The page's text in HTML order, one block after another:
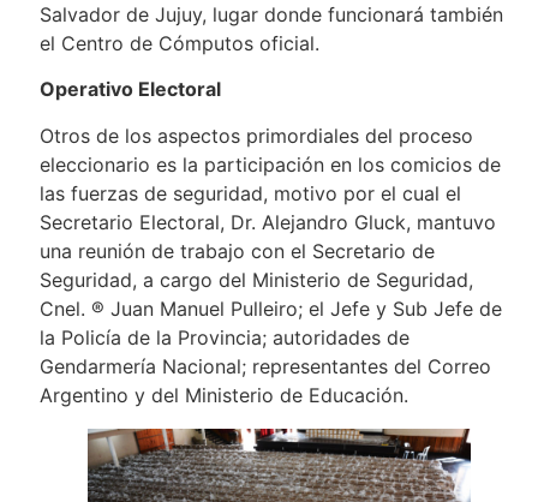
Salvador de Jujuy, lugar donde funcionará también
el Centro de Cómputos oficial.
Operativo Electoral
Otros de los aspectos primordiales del proceso
eleccionario es la participación en los comicios de
las fuerzas de seguridad, motivo por el cual el
Secretario Electoral, Dr. Alejandro Gluck, mantuvo
una reunión de trabajo con el Secretario de
Seguridad, a cargo del Ministerio de Seguridad,
Cnel. ® Juan Manuel Pulleiro; el Jefe y Sub Jefe de
la Policía de la Provincia; autoridades de
Gendarmería Nacional; representantes del Correo
Argentino y del Ministerio de Educación.